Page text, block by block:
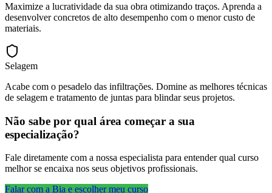
Maximize a lucratividade da sua obra otimizando traços. Aprenda a
desenvolver concretos de alto desempenho com o menor custo de
materiais.
Selagem
Acabe com o pesadelo das infiltrações. Domine as melhores técnicas
de selagem e tratamento de juntas para blindar seus projetos.
Não sabe por qual área começar a sua
especialização?
Fale diretamente com a nossa especialista para entender qual curso
melhor se encaixa nos seus objetivos profissionais.
Falar com a Bia e escolher meu curso